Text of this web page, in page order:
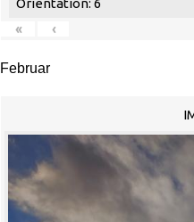
Orientation: 6
«
‹
Februar